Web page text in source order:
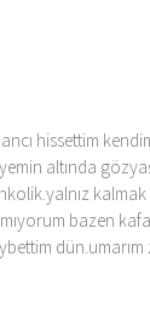
hissettim
altında
bazen